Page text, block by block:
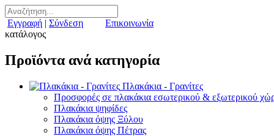
Εγγραφή | Σύνδεση
Επικοινωνία
κατάλογος
Προϊόντα ανά κατηγορία
Πλακάκια - Γρανίτες
Προσφορές σε πλακάκια εσωτερικού & εξωτερικού
Πλακάκια ψηφίδες
Πλακάκια όψης Ξύλου
Πλακάκια όψης Πέτρας